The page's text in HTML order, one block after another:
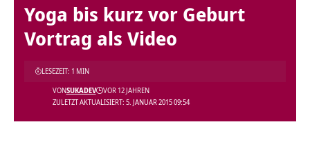
Yoga bis kurz vor Geburt
Vortrag als Video
ZULETZT AKTUALISIERT: 5. JANUAR 2015 09:54
VONSUKADEV VOR 12 JAHREN
LESEZEIT: 1 MIN